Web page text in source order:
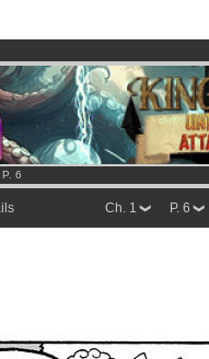
now
P. 6
P. 6
Ch. 1